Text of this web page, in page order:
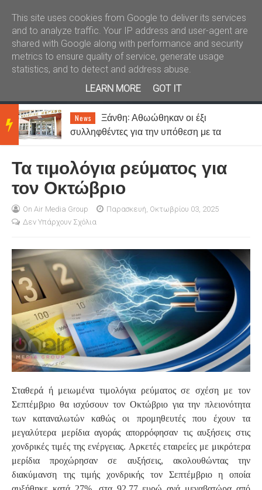
Καλώς ήλθατε Kral News
BRE
AKIN
NEW
News
Ξάνθη: Αθωώθηκαν οι έξι
συλληφθέντες για την υπόθεση με τα
Τα τιμολόγια ρεύματος για
τον Οκτώβριο
On Air Media Group
Παρασκευή, Οκτωβρίου 03, 2025
Δεν Υπάρχουν Σχόλια
Σταθερά ή μειωμένα τιμολόγια ρεύματος σε σχέση με τον
Σεπτέμβριο θα ισχύσουν τον Οκτώβριο για την πλειονότητα
των καταναλωτών καθώς οι προμηθευτές που έχουν τα
μεγαλύτερα μερίδια αγοράς απορρόφησαν τις αυξήσεις στις
χονδρικές τιμές της ενέργειας. Αρκετές εταιρείες με μικρότερα
μερίδια προχώρησαν σε αυξήσεις, ακολουθώντας την
διακύμανση της τιμής χονδρικής τον Σεπτέμβριο η οποία
This site uses cookies from Google to deliver its services
and to analyze traffic. Your IP address and user-agent are
shared with Google along with performance and security
metrics to ensure quality of service, generate usage
statistics, and to detect and address abuse.
LEARN MORE
GOT IT